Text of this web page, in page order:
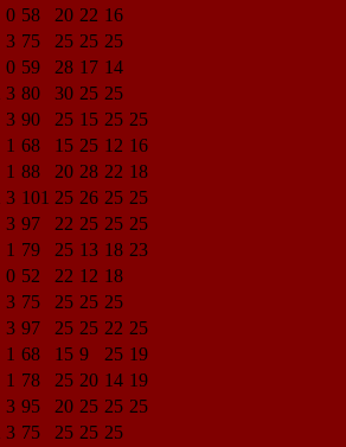
0 58 20 22 16
3 75 25 25 25
0 59 28 17 14
3 80 30 25 25
3 90 25 15 25 25
1 68 15 25 12 16
1 88 20 28 22 18
3 101 25 26 25 25
3 97 22 25 25 25
1 79 25 13 18 23
0 52 22 12 18
3 75 25 25 25
3 97 25 25 22 25
1 68 15 9 25 19
1 78 25 20 14 19
3 95 20 25 25 25
3 75 25 25 25